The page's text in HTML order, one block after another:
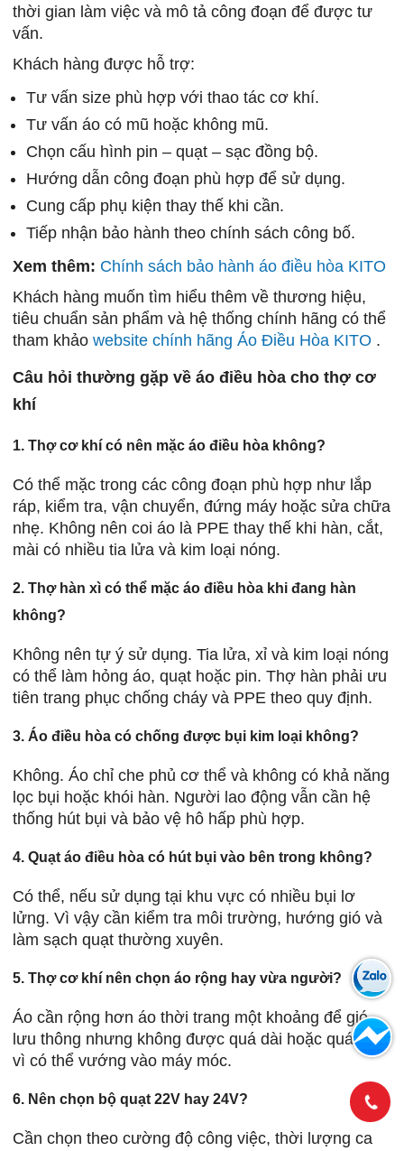
thời gian làm việc và mô tả công đoạn để được tư
vấn.
Khách hàng được hỗ trợ:
Tư vấn size phù hợp với thao tác cơ khí.
Tư vấn áo có mũ hoặc không mũ.
Chọn cấu hình pin – quạt – sạc đồng bộ.
Hướng dẫn công đoạn phù hợp để sử dụng.
Cung cấp phụ kiện thay thế khi cần.
Tiếp nhận bảo hành theo chính sách công bố.
Xem thêm: Chính sách bảo hành áo điều hòa KITO
Khách hàng muốn tìm hiểu thêm về thương hiệu,
tiêu chuẩn sản phẩm và hệ thống chính hãng có thể
tham khảo website chính hãng Áo Điều Hòa KITO .
Câu hỏi thường gặp về áo điều hòa cho thợ cơ
khí
1. Thợ cơ khí có nên mặc áo điều hòa không?
Có thể mặc trong các công đoạn phù hợp như lắp
ráp, kiểm tra, vận chuyển, đứng máy hoặc sửa chữa
nhẹ. Không nên coi áo là PPE thay thế khi hàn, cắt,
mài có nhiều tia lửa và kim loại nóng.
2. Thợ hàn xì có thể mặc áo điều hòa khi đang hàn
không?
Không nên tự ý sử dụng. Tia lửa, xỉ và kim loại nóng
có thể làm hỏng áo, quạt hoặc pin. Thợ hàn phải ưu
tiên trang phục chống cháy và PPE theo quy định.
3. Áo điều hòa có chống được bụi kim loại không?
Không. Áo chỉ che phủ cơ thể và không có khả năng
lọc bụi hoặc khói hàn. Người lao động vẫn cần hệ
thống hút bụi và bảo vệ hô hấp phù hợp.
4. Quạt áo điều hòa có hút bụi vào bên trong không?
Có thể, nếu sử dụng tại khu vực có nhiều bụi lơ
lửng. Vì vậy cần kiểm tra môi trường, hướng gió và
làm sạch quạt thường xuyên.
5. Thợ cơ khí nên chọn áo rộng hay vừa người?
Áo cần rộng hơn áo thời trang một khoảng để gió
lưu thông nhưng không được quá dài hoặc quá rộng
vì có thể vướng vào máy móc.
6. Nên chọn bộ quạt 22V hay 24V?
Cần chọn theo cường độ công việc, thời lượng ca